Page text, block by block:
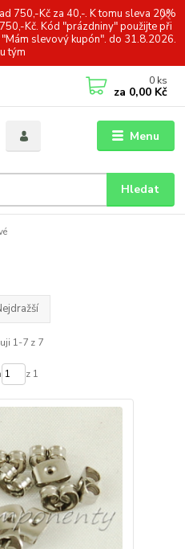
750,-Kč za 40,-. K tomu sleva 20%
Kč. Kód "prázdniny" použijte při
slevový kupón". do 31.8.2026.
tým
Menu
Hledat
0 ks
za 0,00 Kč
1-7 z 7
z 1